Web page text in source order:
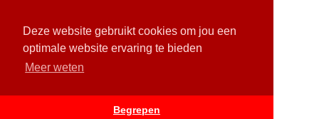
Deze website gebruikt cookies om jou een
optimale website ervaring te bieden
Meer weten
Begrepen